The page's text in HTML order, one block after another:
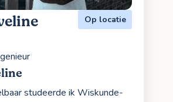
Op locatie
studeerde ik Wiskunde-